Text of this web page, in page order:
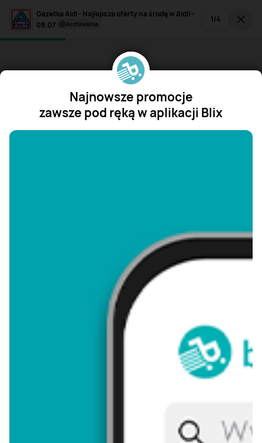
Gazetka Aldi - Najlepsze oferty na środę w Aldi! -
08.07
archiwalna 1/4
Najnowsze promocje
zawsze pod ręką w aplikacji Blix
"/>